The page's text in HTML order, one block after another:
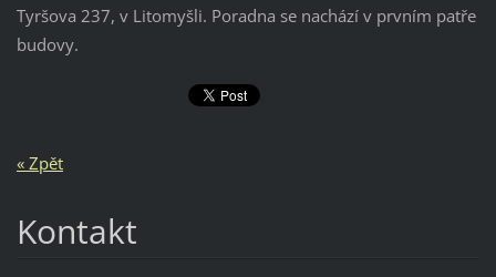
Tyršova 237, v Litomyšli. Poradna se nachází v prvním patře
budovy.
« Zpět
Kontakt